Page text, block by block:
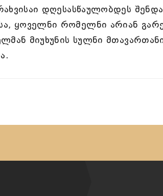
დღესასწაულობდეს
ყოველნი რომელნი არიან
მიუხუნის სულნი